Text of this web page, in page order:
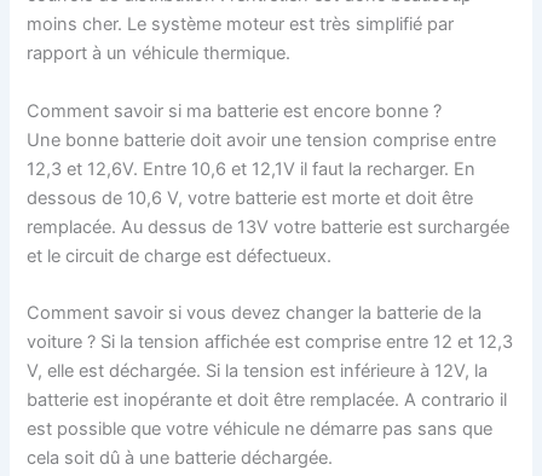
moins cher. Le système moteur est très simplifié par
rapport à un véhicule thermique.
Comment savoir si ma batterie est encore bonne ?
Une bonne batterie doit avoir une tension comprise entre
12,3 et 12,6V. Entre 10,6 et 12,1V il faut la recharger. En
dessous de 10,6 V, votre batterie est morte et doit être
remplacée. Au dessus de 13V votre batterie est surchargée
et le circuit de charge est défectueux.
Comment savoir si vous devez changer la batterie de la
voiture ? Si la tension affichée est comprise entre 12 et 12,3
V, elle est déchargée. Si la tension est inférieure à 12V, la
batterie est inopérante et doit être remplacée. A contrario il
est possible que votre véhicule ne démarre pas sans que
cela soit dû à une batterie déchargée.